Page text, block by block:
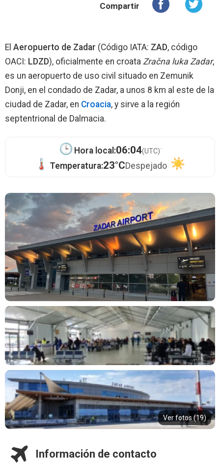
Compartir
El Aeropuerto de Zadar (Código IATA: ZAD, código
OACI: LDZD), oficialmente en croata Zračna luka Zadar,
es un aeropuerto de uso civil situado en Zemunik
Donji, en el condado de Zadar, a unos 8 km al este de la
ciudad de Zadar, en Croacia, y sirve a la región
septentrional de Dalmacia.
Hora local:06:04(UTC)·
Temperatura:23°CDespejado
Ver fotos (19)
Información de contacto